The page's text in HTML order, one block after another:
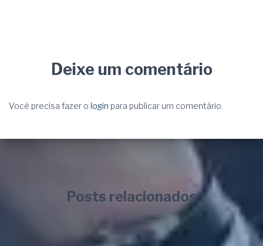
Deixe um comentário
Você precisa fazer o login para publicar um comentário.
Posts relacionados